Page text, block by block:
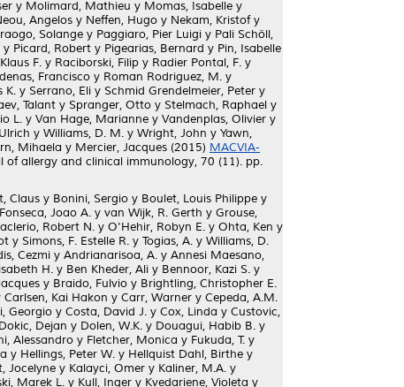
y Molimard, Mathieu y Momas, Isabelle y
Angelos y Neffen, Hugo y Nekam, Kristofy
Solange y Paggiaro, Pier Luigi y Pali Schöll,
y Picard, Robert y Pigearias, Bernard y Pin, Isabelle
F. y Raciborski, Filip y Radier Pontal, F. y
Francisco y Roman Rodriguez, M. y
K. y Serrano, Eli y Schmid Grendelmeier, Peter y
Talant y Spranger, Otto y Stelmach, Raphael y
L. y Van Hage, Marianne y Vandenplas, Olivier y
y Williams, D. M. y Wright, John y Yawn,
Mihaela y Mercier, Jacques (2015) MACVIA-
of allergy and clinical immunology, 70 (11). pp.
Claus y Bonini, Sergio y Boulet, Louis Philippe y
Fonseca, Joao A. y van Wijk, R. Gerth y Grouse,
Robert N. y O'Hehir, Robyn E. y Ohta, Ken y
y Simons, F. Estelle R. y Togias, A. y Williams, D.
Cezmi y Andrianarisoa, A. y Annesi Maesano,
H. y Ben Kheder, Ali y Bennoor, Kazi S. y
y Braido, Fulvio y Brightling, Christopher E.
Carlsen, Kai Hakon y Carr, Warner y Cepeda, A.M.
Georgio y Costa, David J. y Cox, Linda y Custovic,
Dokic, Dejan y Dolen, W.K. y Douagui, Habib B. y
Alessandro y Fletcher, Monica y Fukuda, T. y
y Hellings, Peter W. y Hellquist Dahl, Birthe y
Jocelyne y Kalayci, Omer y Kaliner, M.A. y
Marek L. y Kull, Inger y Kvedariene, Violeta y